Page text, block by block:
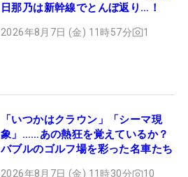
日那乃は新幹線でとんぼ返り…！
2026年8月7日 (金) 11時57分 1
「いつかはクラウン」「シーマ現
象」……あの熱狂を覚えているか？
バブルのゴルフ場を彩った名車たち
2026年8月7日 (金) 11時30分 10